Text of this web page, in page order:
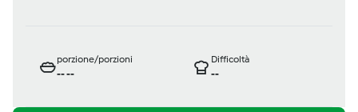
porzione/porzioni
----
Difficoltà
--